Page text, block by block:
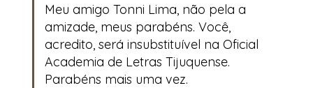
Meu amigo Tonni Lima, não pela a
amizade, meus parabéns. Você,
acredito, será insubstituível na Oficial
Academia de Letras Tijuquense.
Parabéns mais uma vez.